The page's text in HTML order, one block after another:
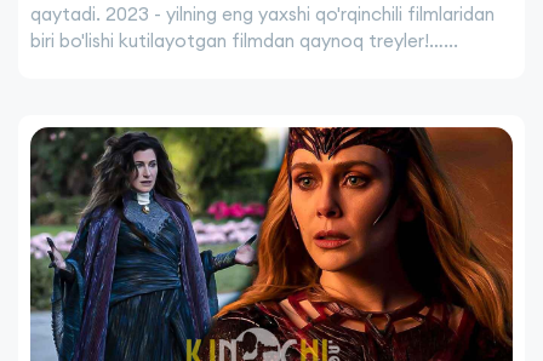
qaytadi. 2023 - yilning eng yaxshi qo'rqinchili filmlaridan
biri bo'lishi kutilayotgan filmdan qaynoq treyler!…...